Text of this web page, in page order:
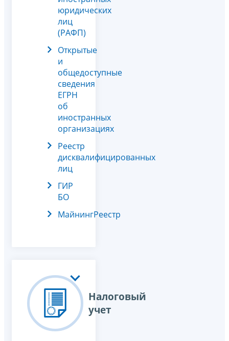
юридических
лиц
(РАФП)
Открытые
и
общедоступные
сведения
ЕГРН
об
иностранных
организациях
Реестр
дисквалифицированных
лиц
ГИР
БО
МайнингРеестр
Налоговый
учет